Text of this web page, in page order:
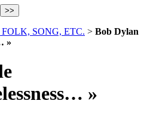
SONG, ETC. > Bob Dylan
»
»